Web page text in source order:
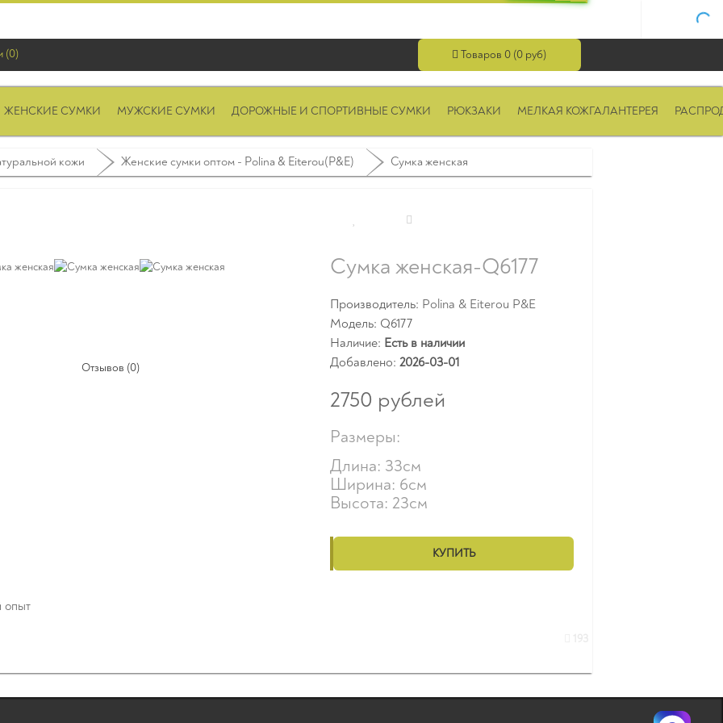
(0) Товаров 0 (0 руб)
ЖЕНСКИЕ СУМКИ МУЖСКИЕ СУМКИ ДОРОЖНЫЕ И СПОРТИВНЫЕ СУМКИ РЮКЗАКИ МЕЛКАЯ КОЖГАЛАНТЕРЕЯ
кожи Женские сумки оптом - Polina & Eiterou(P&E) Сумка женская
Отзывов (0)
Сумка женская-Q6177
Производитель: Polina & Eiterou P&E
Модель: Q6177
Наличие: Есть в наличии
Добавлено: 2026-03-01
2750 рублей
Размеры:
Длина: 33см
Ширина: 6см
Высота: 23см
КУПИТЬ
опыт